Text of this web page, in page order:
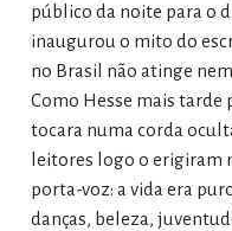
público da noite para o
inaugurou o mito do
no Brasil não atinge
Como Hesse mais tarde
tocara numa corda
leitores logo o erigiram
porta-voz: a vida era
danças, beleza,